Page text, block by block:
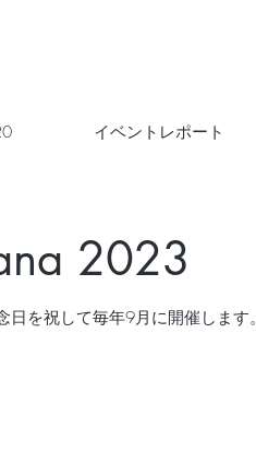
イベントレポート
2023
を祝して毎年9月に開催します。